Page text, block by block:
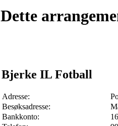
Dette
Bjerke IL Fotball
Adresse:
Besøksadresse:
Bankkonto: